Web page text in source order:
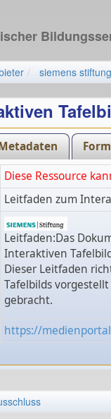
siemens stiftung
Diese Ressource
Leitfaden zum
Leitfaden:Das
Interaktiven
Dieser Leitfaden
Tafelbilds
gebracht.
https://